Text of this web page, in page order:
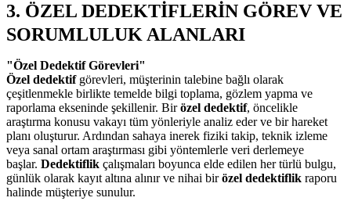
3. ÖZEL DEDEKTİFLERİN GÖREV VE
SORUMLULUK ALANLARI
"Özel Dedektif Görevleri"
Özel dedektifgörevleri, müşterinin talebine bağlı olarak
çeşitlenmekle birlikte temelde bilgi toplama, gözlem yapma ve
raporlama ekseninde şekillenir. Birözel dedektif, öncelikle
araştırma konusu vakayı tüm yönleriyle analiz eder ve bir hareket
planı oluşturur. Ardından sahaya inerek fiziki takip, teknik izleme
veya sanal ortam araştırması gibi yöntemlerle veri derlemeye
başlar. Dedektiflik çalışmaları boyunca elde edilen her türlü bulgu,
günlük olarak kayıt altına alınır ve nihai birözel dedektiflik raporu
halinde müşteriye sunulur.